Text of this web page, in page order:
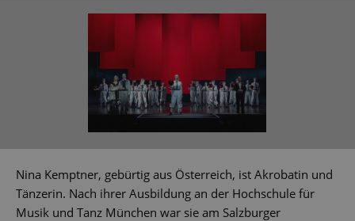
Nina Kemptner, gebürtig aus Österreich, ist Akrobatin und
Tänzerin. Nach ihrer Ausbildung an der Hochschule für
Musik und Tanz München war sie am Salzburger